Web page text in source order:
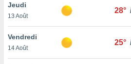
le
ainsi
Jeudi
13 Août
28°
Vendredi
14 Août
25°